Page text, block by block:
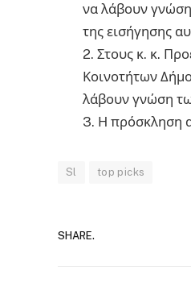
να λάβουν
της εισήγησης
2. Στους κ. κ.
Κοινοτήτων
λάβουν γνώση
3. Η πρόσκληση
Sl top picks
SHARE.